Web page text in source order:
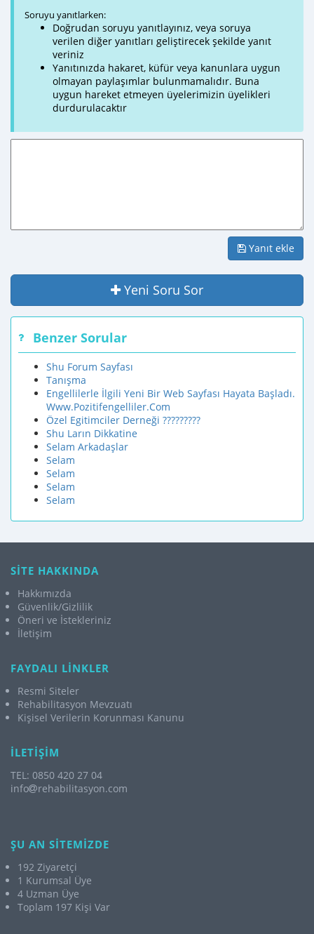
Soruyu yanıtlarken:
Doğrudan soruyu yanıtlayınız, veya soruya
verilen diğer yanıtları geliştirecek şekilde yanıt
veriniz
Yanıtınızda hakaret, küfür veya kanunlara uygun
olmayan paylaşımlar bulunmamalıdır. Buna
uygun hareket etmeyen üyelerimizin üyelikleri
durdurulacaktır
Yanıt ekle
Yeni Soru Sor
Benzer Sorular
Shu Forum Sayfası
Tanışma
Engellilerle İlgili Yeni Bir Web Sayfası Hayata Başladı.
Www.Pozitifengelliler.Com
Özel Egitimciler Derneği ?????????
Shu Ların Dikkatine
Selam Arkadaşlar
Selam
Selam
Selam
Selam
SİTE HAKKINDA
Hakkımızda
Güvenlik/Gizlilik
Öneri ve İstekleriniz
İletişim
FAYDALI LİNKLER
Resmi Siteler
Rehabilitasyon Mevzuatı
Kişisel Verilerin Korunması Kanunu
İLETİŞİM
TEL: 0850 420 27 04
info
rehabilitasyon.com
ŞU AN SİTEMİZDE
192 Ziyaretçi
1 Kurumsal Üye
4 Uzman Üye
Toplam 197 Kişi Var